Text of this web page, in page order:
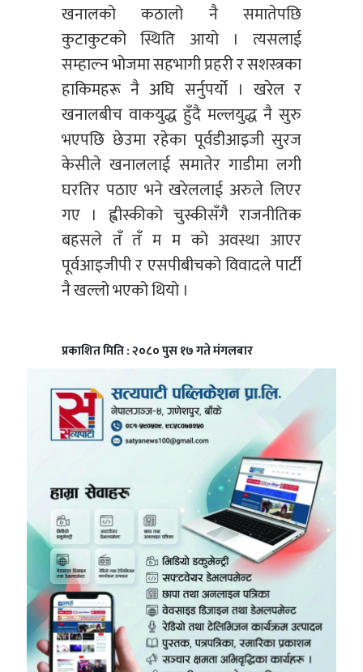
खनालको कठालो नै समातेपछि
कुटाकुटको स्थिति आयो । त्यसलाई
सम्हाल्न भोजमा सहभागी प्रहरी र सशस्त्रका
हाकिमहरू नै अघि सर्नुपर्यो । खरेल र
खनालबीच वाकयुद्ध हुँदै मल्लयुद्ध नै सुरु
भएपछि छेउमा रहेका पूर्वडीआइजी सुरज
केसीले खनाललाई समातेर गाडीमा लगी
घरतिर पठाए भने खरेललाई अरुले लिएर
गए । ह्वीस्कीको चुस्कीसँगै राजनीतिक
बहसले तँ तँ म म को अवस्था आएर
पूर्वआइजीपी र एसपीबीचको विवादले पार्टी
नै खल्लो भएको थियो ।
प्रकाशित मिति : २०८० पुस १७ गते मंगलबार